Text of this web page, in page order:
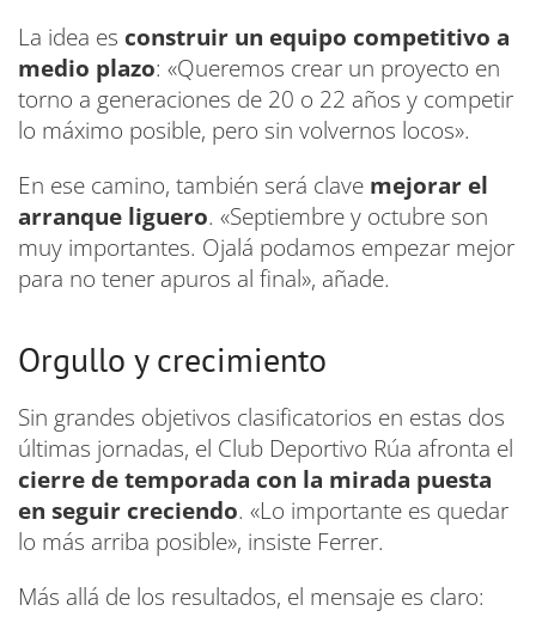
La idea es construir un equipo competitivo a
medio plazo: «Queremos crear un proyecto en
torno a generaciones de 20 o 22 años y competir
lo máximo posible, pero sin volvernos locos».
En ese camino, también será clave mejorar el
arranque liguero. «Septiembre y octubre son
muy importantes. Ojalá podamos empezar mejor
para no tener apuros al final», añade.
Orgullo y crecimiento
Sin grandes objetivos clasificatorios en estas dos
últimas jornadas, el Club Deportivo Rúa afronta el
cierre de temporada con la mirada puesta
en seguir creciendo. «Lo importante es quedar
lo más arriba posible», insiste Ferrer.
Más allá de los resultados, el mensaje es claro: